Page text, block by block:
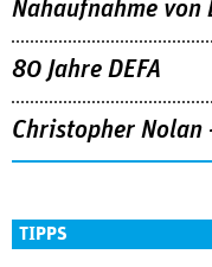
Nahaufnahme von
80 Jahre DEFA
Christopher Nolan
TIPPS